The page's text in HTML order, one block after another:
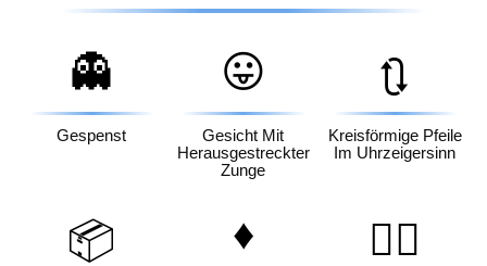
👻
Gespenst
😛
Gesicht Mit
Herausgestreckter
Zunge
🔃
Kreisförmige Pfeile
Im Uhrzeigersinn
📦 ♦️ 🙇‍♂️